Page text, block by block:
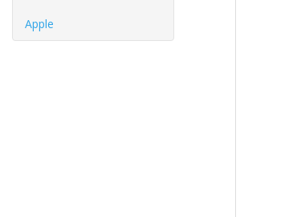
Apple